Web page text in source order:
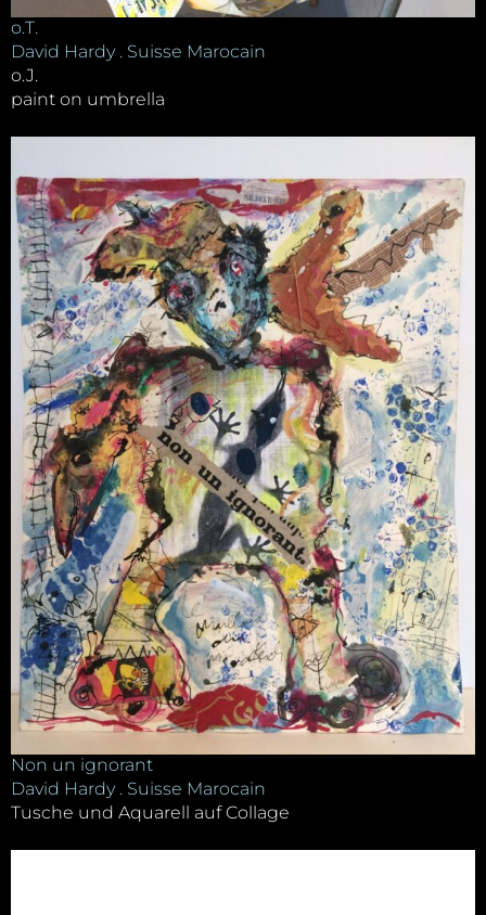
o.T.
David Hardy . Suisse Marocain
o.J.
paint on umbrella
Non un ignorant
David Hardy . Suisse Marocain
Tusche und Aquarell auf Collage